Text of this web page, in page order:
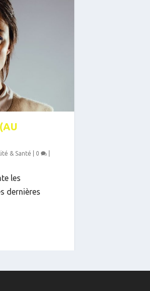
& Santé 0
les
dernières